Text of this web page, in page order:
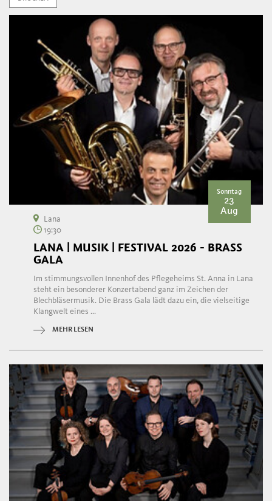
Sonntag
23
Aug
Lana
19:30
LANA | MUSIK | FESTIVAL 2026 - BRASS
GALA
Im stimmungsvollen Innenhof des Pflegeheims St. Anna in Lana
steht ein besonderer Konzertabend ganz im Zeichen der
Blechbläsermusik. Die Brass Gala lädt dazu ein, die vielseitige
Klangwelt eines ...
MEHR LESEN